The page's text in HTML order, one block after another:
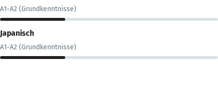
A1-A2 (Grundkenntnisse)
Japanisch
A1-A2 (Grundkenntnisse)